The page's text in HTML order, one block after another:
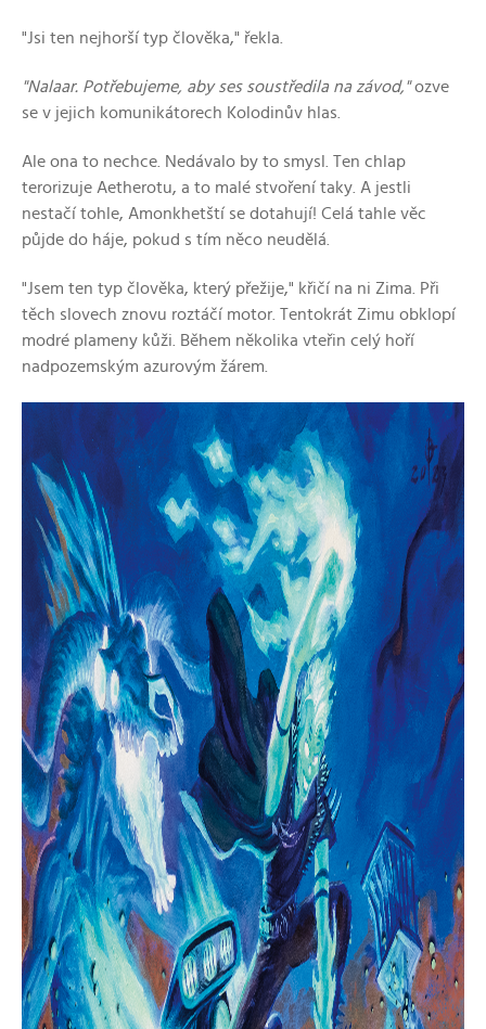
"Jsi ten nejhorší typ člověka," řekla.
"Nalaar. Potřebujeme, aby ses soustředila na závod,"ozve
se v jejich komunikátorech Kolodinův hlas.
Ale ona to nechce. Nedávalo by to smysl. Ten chlap
terorizuje Aetherotu, a to malé stvoření taky. A jestli
nestačí tohle, Amonkhetští se dotahují! Celá tahle věc
půjde do háje, pokud s tím něco neudělá.
"Jsem ten typ člověka, který přežije," křičí na ni Zima. Při
těch slovech znovu roztáčí motor. Tentokrát Zimu obklopí
modré plameny kůži. Během několika vteřin celý hoří
nadpozemským azurovým žárem.